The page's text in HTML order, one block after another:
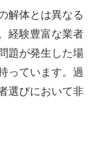
解体とは異なる
経験豊富な業者
題が発生した場
っています。過
選びにおいて非